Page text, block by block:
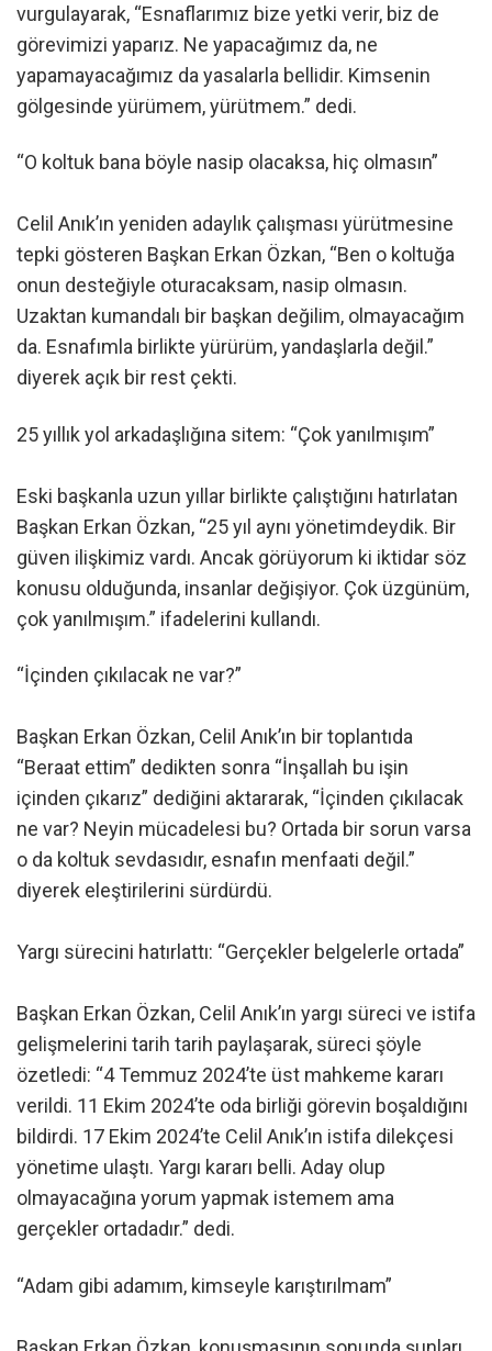
vurgulayarak, “Esnaflarımız bize yetki verir, biz de
görevimizi yaparız. Ne yapacağımız da, ne
yapamayacağımız da yasalarla bellidir. Kimsenin
gölgesinde yürümem, yürütmem.” dedi.
“O koltuk bana böyle nasip olacaksa, hiç olmasın”
Celil Anık’ın yeniden adaylık çalışması yürütmesine
tepki gösteren Başkan Erkan Özkan, “Ben o koltuğa
onun desteğiyle oturacaksam, nasip olmasın.
Uzaktan kumandalı bir başkan değilim, olmayacağım
da. Esnafımla birlikte yürürüm, yandaşlarla değil.”
diyerek açık bir rest çekti.
25 yıllık yol arkadaşlığına sitem: “Çok yanılmışım”
Eski başkanla uzun yıllar birlikte çalıştığını hatırlatan
Başkan Erkan Özkan, “25 yıl aynı yönetimdeydik. Bir
güven ilişkimiz vardı. Ancak görüyorum ki iktidar söz
konusu olduğunda, insanlar değişiyor. Çok üzgünüm,
çok yanılmışım.” ifadelerini kullandı.
“İçinden çıkılacak ne var?”
Başkan Erkan Özkan, Celil Anık’ın bir toplantıda
“Beraat ettim” dedikten sonra “İnşallah bu işin
içinden çıkarız” dediğini aktararak, “İçinden çıkılacak
ne var? Neyin mücadelesi bu? Ortada bir sorun varsa
o da koltuk sevdasıdır, esnafın menfaati değil.”
diyerek eleştirilerini sürdürdü.
Yargı sürecini hatırlattı: “Gerçekler belgelerle ortada”
Başkan Erkan Özkan, Celil Anık’ın yargı süreci ve istifa
gelişmelerini tarih tarih paylaşarak, süreci şöyle
özetledi: “4 Temmuz 2024’te üst mahkeme kararı
verildi. 11 Ekim 2024’te oda birliği görevin boşaldığını
bildirdi. 17 Ekim 2024’te Celil Anık’ın istifa dilekçesi
yönetime ulaştı. Yargı kararı belli. Aday olup
olmayacağına yorum yapmak istemem ama
gerçekler ortadadır.” dedi.
“Adam gibi adamım, kimseyle karıştırılmam”